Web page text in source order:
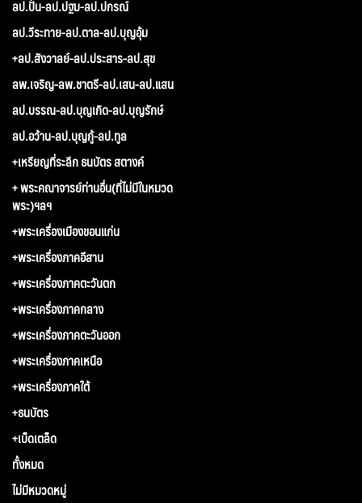
ลป.ปั่น-ลป.ปฐม-ลป.ปกรณ์
ลป.วีระทาย-ลป.ตาล-ลป.บุญอุ้ม
+ลป.สังวาลย์-ลป.ประสาร-ลป.สุข
ลพ.เจริญ-ลพ.ชาตรี-ลป.เสน-ลป.แสน
ลป.บรรณ-ลป.บุญเกิด-ลป.บุญรักษ์
ลป.อว้าน-ลป.บุญกู้-ลป.ทูล
+เหรียญที่ระลึก ธนบัตร สตางค์
+ พระคณาจารย์ท่านอื่น(ที่ไม่มีในหมวด
พระ)ฯลฯ
+พระเครื่องเมืองขอนแก่น
+พระเครื่องภาคอีสาน
+พระเครื่องภาคตะวันตก
+พระเครื่องภาคกลาง
+พระเครื่องภาคตะวันออก
+พระเครื่องภาคเหนือ
+พระเครื่องภาคใต้
+ธนบัตร
+เบ็ดเตล็ด
ทั้งหมด
ไม่มีหมวดหมู่